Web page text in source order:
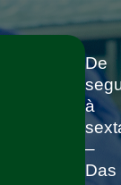
De
à
–
Das